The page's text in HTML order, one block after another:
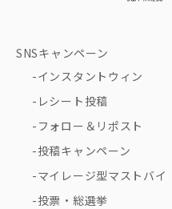
SNSキャンペーン
インスタントウィン
レシート投稿
フォロー＆リポスト
投稿キャンペーン
マイレージ型マストバイ
投票・総選挙